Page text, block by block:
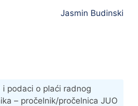
Jasmin Budinski
i podaci o plaći radnog
– pročelnik/pročelnica JUO